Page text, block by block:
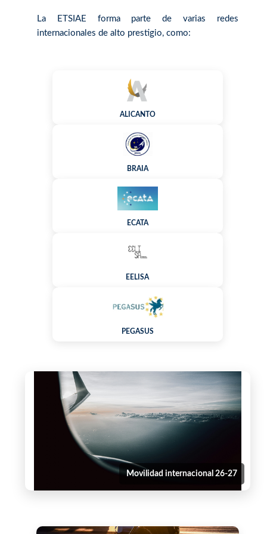
La ETSIAE forma parte de varias redes
internacionales de alto prestigio, como:
ALICANTO
BRAIA
ECATA
EELISA
PEGASUS
Movilidad internacional 26-27